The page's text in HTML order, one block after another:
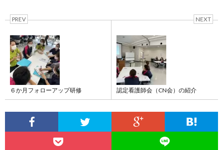
PREV
６か月フォローアップ研修
NEXT
認定看護師会（CN会）の紹介